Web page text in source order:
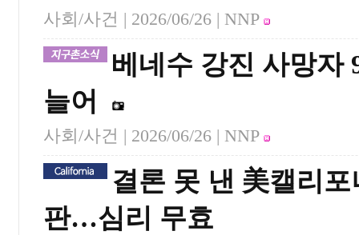
사회/사건 | 2026/06/26 | NNP
베네수 강진 사망자
늘어
사회/사건 | 2026/06/26 | NNP
결론 못 낸 美캘리
판…심리 무효